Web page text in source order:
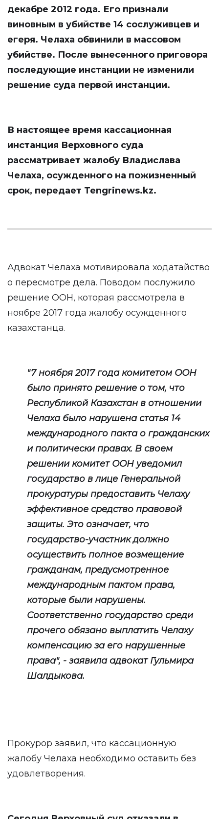
декабре 2012 года. Его признали
виновным в убийстве 14 сослуживцев и
егеря. Челаха обвинили в массовом
убийстве. После вынесенного приговора
последующие инстанции не изменили
решение суда первой инстанции.
В настоящее время кассационная
инстанция Верховного суда
рассматривает жалобу Владислава
Челаха, осужденного на пожизненный
срок, передает Tengrinews.kz.
Адвокат Челаха мотивировала ходатайство
о пересмотре дела. Поводом послужило
решение ООН, которая рассмотрела в
ноябре 2017 года жалобу осужденного
казахстанца.
"7 ноября 2017 года комитетом ООН
было принято решение о том, что
Республикой Казахстан в отношении
Челаха было нарушена статья 14
международного пакта о гражданских
и политически правах. В своем
решении комитет ООН уведомил
государство в лице Генеральной
прокуратуры предоставить Челаху
эффективное средство правовой
защиты. Это означает, что
государство-участник должно
осуществить полное возмещение
гражданам, предусмотренное
международным пактом права,
которые были нарушены.
Соответственно государство среди
прочего обязано выплатить Челаху
компенсацию за его нарушенные
права", - заявила адвокат Гульмира
Шалдыкова.
Прокурор заявил, что кассационную
жалобу Челаха необходимо оставить без
удовлетворения.